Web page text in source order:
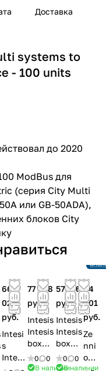
Доставка
systems to
- 100 units
до 2020
ModBus для
(серия City Multi
или GB-50ADA),
блоков City
666
021
руб.
Intesi
s
Intesi
sbox
77 288
руб.
Intesis
Intesis
box
MH-
RC-
0
0
В наличии
57 216
руб.
Intesis
Intesis
box
FJ-RC-
KNX-1i
0
0
В наличии
44
801
руб.
Ze
nni
o
ZC